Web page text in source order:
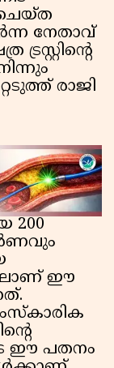
നേതാവ്
രാജി
200
ഈ
ഈ പതനം